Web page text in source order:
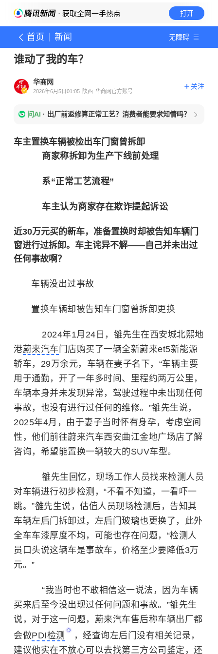
· 获取全网一手热点 打开
首页 新闻 无障碍
谁动了我的车？
华商网
2026年6月5日01:05 陕西 华商网官方账号
关注
问AI · 出厂前返修算正常工艺？消费者能要求知情吗？
车主置换车辆被检出车门窗曾拆卸
商家称拆卸为生产下线前处理
系“正常工艺流程”
车主认为商家存在欺诈提起诉讼
近30万元买的新车，准备置换时却被告知车辆门
窗进行过拆卸。车主诧异不解——自己并未出过
任何事故啊？
车辆没出过事故
置换车辆却被告知车门窗曾拆卸更换
2024年1月24日，雒先生在西安城北熙地
港蔚来汽车门店购买了一辆全新蔚来et5新能源
轿车，29万余元，车辆在妻子名下，“车辆主要
用于通勤，开了一年多时间、里程约两万公里，
车辆本身并未发现异常，驾驶过程中未出现任何
事故，也没有进行过任何的维修。”雒先生说，
2025年4月，由于妻子当时怀有身孕，考虑空间
性，他们前往蔚来汽车西安曲江金地广场店了解
咨询，希望能置换一辆较大的SUV车型。
雒先生回忆，现场工作人员找来检测人员
对车辆进行初步检测，“不看不知道，一看吓一
跳。”雒先生说，估值人员现场检测后，告知其
车辆左后门拆卸过，左后门玻璃也更换了，此外
全车车漆厚度不均，可能也存在问题，“检测人
员口头说这辆车是事故车，价格至少要降低3万
元。”
“我当时也不敢相信这一说法，因为车辆
买来后至今没出现过任何问题和事故。”雒先生
说，对于这一问题，蔚来汽车售后称车辆出厂都
会做PDI检测
，经查询左后门没有相关记录，
建议他实在不放心可以去找第三方公司鉴定，还